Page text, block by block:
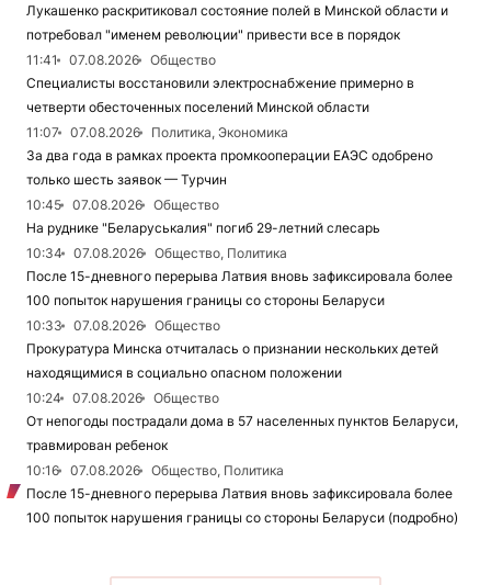
Лукашенко раскритиковал состояние полей в Минской области и
потребовал "именем революции" привести все в порядок
11:41
07.08.2026
Общество
Специалисты восстановили электроснабжение примерно в
четверти обесточенных поселений Минской области
11:07
07.08.2026
Политика, Экономика
За два года в рамках проекта промкооперации ЕАЭС одобрено
только шесть заявок — Турчин
10:45
07.08.2026
Общество
На руднике "Беларуськалия" погиб 29-летний слесарь
10:34
07.08.2026
Общество, Политика
После 15-дневного перерыва Латвия вновь зафиксировала более
100 попыток нарушения границы со стороны Беларуси
10:33
07.08.2026
Общество
Прокуратура Минска отчиталась о признании нескольких детей
находящимися в социально опасном положении
10:24
07.08.2026
Общество
От непогоды пострадали дома в 57 населенных пунктов Беларуси,
травмирован ребенок
10:16
07.08.2026
Общество, Политика
После 15-дневного перерыва Латвия вновь зафиксировала более
100 попыток нарушения границы со стороны Беларуси (подробно)